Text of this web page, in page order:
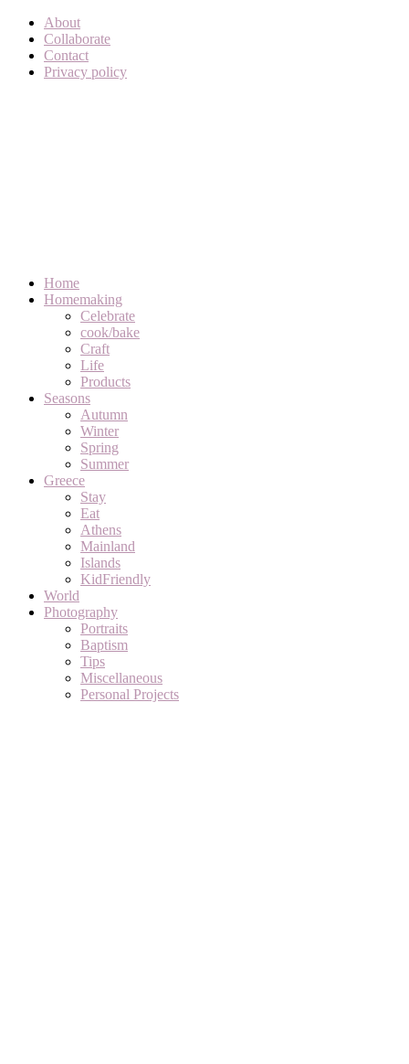
About
Collaborate
Contact
Privacy policy
Home
Homemaking
Celebrate
cook/bake
Craft
Life
Products
Seasons
Autumn
Winter
Spring
Summer
Greece
Stay
Eat
Athens
Mainland
Islands
KidFriendly
World
Photography
Portraits
Baptism
Tips
Miscellaneous
Personal Projects